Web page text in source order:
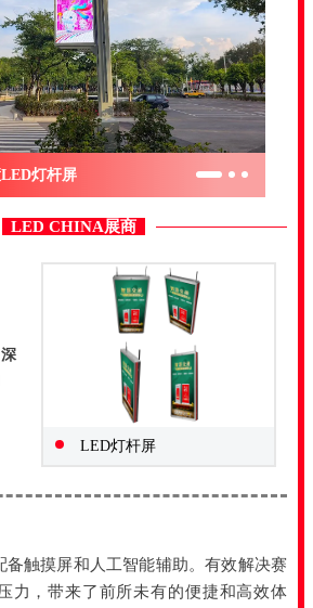
灯杆屏
LED CHINA展商
LED灯杆屏
备触摸屏和人工智能辅助。有效解决赛
力，带来了前所未有的便捷和高效体